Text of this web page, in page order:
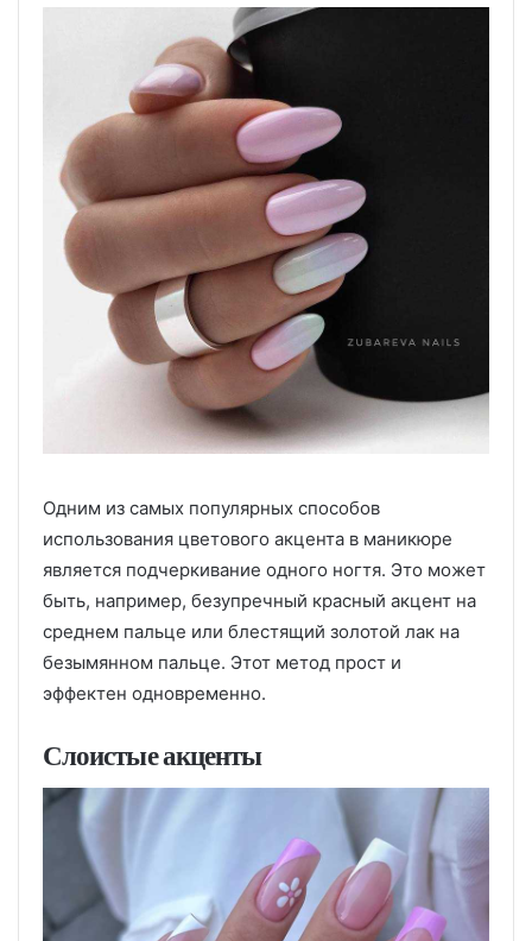
Одним из самых популярных способов
использования цветового акцента в маникюре
является подчеркивание одного ногтя. Это может
быть, например, безупречный красный акцент на
среднем пальце или блестящий золотой лак на
безымянном пальце. Этот метод прост и
эффектен одновременно.
Слоистые акценты